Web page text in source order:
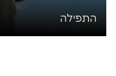
התפילה